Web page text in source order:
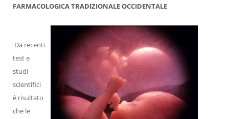
FARMACOLOGICA TRADIZIONALE OCCIDENTALE
Da recenti
test e
studi
scientifici
è risultato
che le